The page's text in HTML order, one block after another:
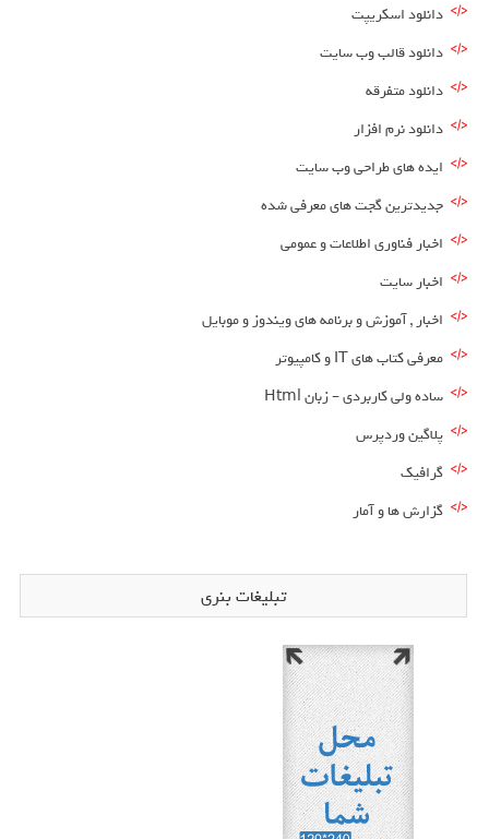
دانلود اسکریپت
دانلود قالب وب سایت
دانلود متفرقه
دانلود نرم افزار
ایده های طراحی وب سایت
جدیدترین گجت های معرفی شده
اخبار فناوری اطلاعات و عمومی
اخبار سایت
اخبار , آموزش و برنامه های ویندوز و موبایل
معرفی کتاب های IT و کامپیوتر
ساده ولی کاربردی – زبان Html
پلاگین وردپرس
گرافیک
گزارش ها و آمار
تبلیغات بنری